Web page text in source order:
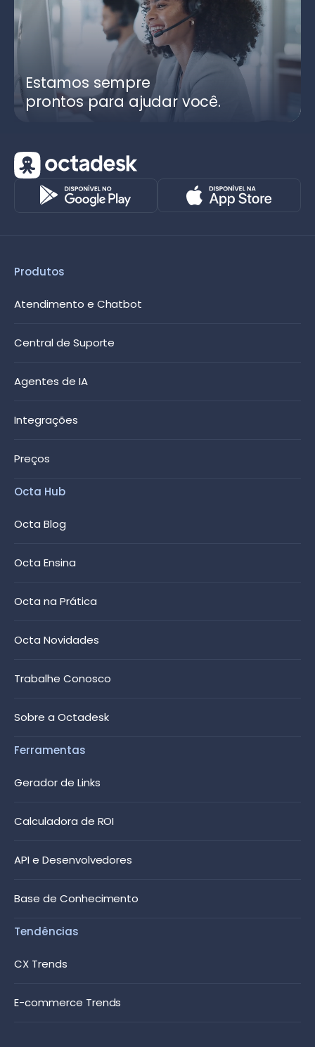
Estamos sempre
prontos para ajudar você.
Produtos
Atendimento e Chatbot
Central de Suporte
Agentes de IA
Integrações
Preços
Octa Hub
Octa Blog
Octa Ensina
Octa na Prática
Octa Novidades
Trabalhe Conosco
Sobre a Octadesk
Ferramentas
Gerador de Links
Calculadora de ROI
API e Desenvolvedores
Base de Conhecimento
Tendências
CX Trends
E-commerce Trends